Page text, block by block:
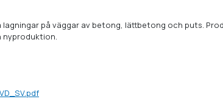
på väggar av betong, lättbetong och puts.
nyproduktion.